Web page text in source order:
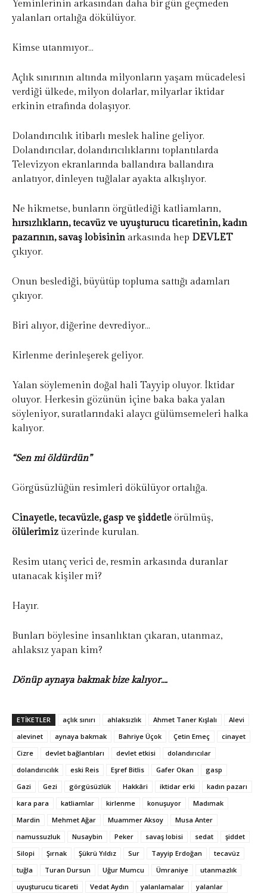
Yeminlerinin arkasından daha bir gün geçmeden
yalanları ortalığa dökülüyor.
Kimse utanmıyor…
Açlık sınırının altında milyonların yaşam mücadelesi
verdiği ülkede, milyon dolarlar, milyarlar iktidar
erkinin etrafında dolaşıyor.
Dolandırıcılık itibarlı meslek haline geliyor.
Dolandırıcılar, dolandırıcılıklarını toplantılarda
Televizyon ekranlarında ballandıra ballandıra
anlatıyor, dinleyen tuğlalar ayakta alkışlıyor.
Ne hikmetse, bunların örgütlediği katliamların,
hırsızlıkların, tecavüz ve uyuşturucu ticaretinin, kadın
pazarının, savaş lobisinin arkasında hep DEVLET
çıkıyor.
Onun beslediği, büyütüp topluma sattığı adamları
çıkıyor.
Biri alıyor, diğerine devrediyor…
Kirlenme derinleşerek geliyor.
Yalan söylemenin doğal hali Tayyip oluyor. İktidar
oluyor. Herkesin gözünün içine baka baka yalan
söyleniyor, suratlarındaki alaycı gülümsemeleri halka
kalıyor.
“Sen mi öldürdün”
Görgüsüzlüğün resimleri dökülüyor ortalığa.
Cinayetle, tecavüzle, gasp ve şiddetle örülmüş,
ölülerimiz üzerinde kurulan.
Resim utanç verici de, resmin arkasında duranlar
utanacak kişiler mi?
Hayır.
Bunları böylesine insanlıktan çıkaran, utanmaz,
ahlaksız yapan kim?
Dönüp aynaya bakmak bize kalıyor….
ETIKETLER açlık sınırı ahlaksızlık Ahmet Taner Kışlalı
Alevi
alevinet
aynaya bakmak Bahriye Üçok Çetin Emeç
cinayet
Cizre
devlet bağlantıları devlet etkisi
dolandırıcılar
dolandırıcılık
eski Reis Eşref Bitlis Gafer Okan
gasp
Gazi
Gezi görgüsüzlük Hakkâri iktidar erki
kadın pazarı
kara para
katliamlar kirlenme konuşuyor
Madımak
Mardin
Mehmet Ağar Muammer Aksoy
Musa Anter
namussuzluk
Nusaybin Peker savaş lobisi sedat
şiddet
Silopi
Şırnak Şükrü Yıldız Sur Tayyip Erdoğan
tecavüz
tuğla
Turan Dursun Uğur Mumcu Ümraniye
utanmazlık
uyuşturucu ticareti
Vedat Aydın yalanlamalar yalanlar